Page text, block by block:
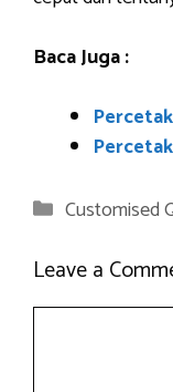
Baca Juga :
Categories
Customised
Leave a